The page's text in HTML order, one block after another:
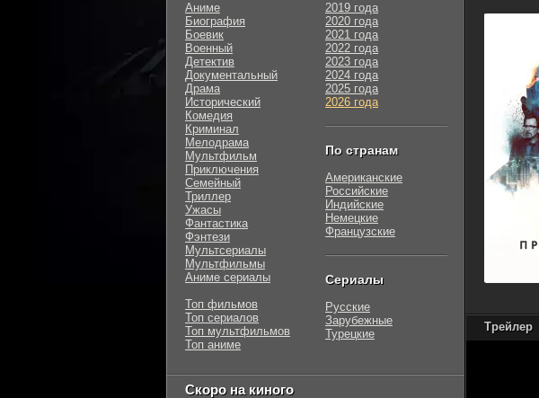
Трейлер
Аниме
Биография
Боевик
Военный
Детектив
Документальный
Драма
Исторический
Комедия
Криминал
Мелодрама
Мультфильм
Приключения
Семейный
Триллер
Ужасы
Фантастика
Фэнтези
Мультсериалы
Мультфильмы
Аниме сериалы
Топ фильмов
Топ сериалов
Топ мультфильмов
Топ аниме
2019 года
2020 года
2021 года
2022 года
2023 года
2024 года
2025 года
2026 года
По странам
Американские
Российские
Индийские
Немецкие
Французские
Сериалы
Русские
Зарубежные
Турецкие
Скоро на киного